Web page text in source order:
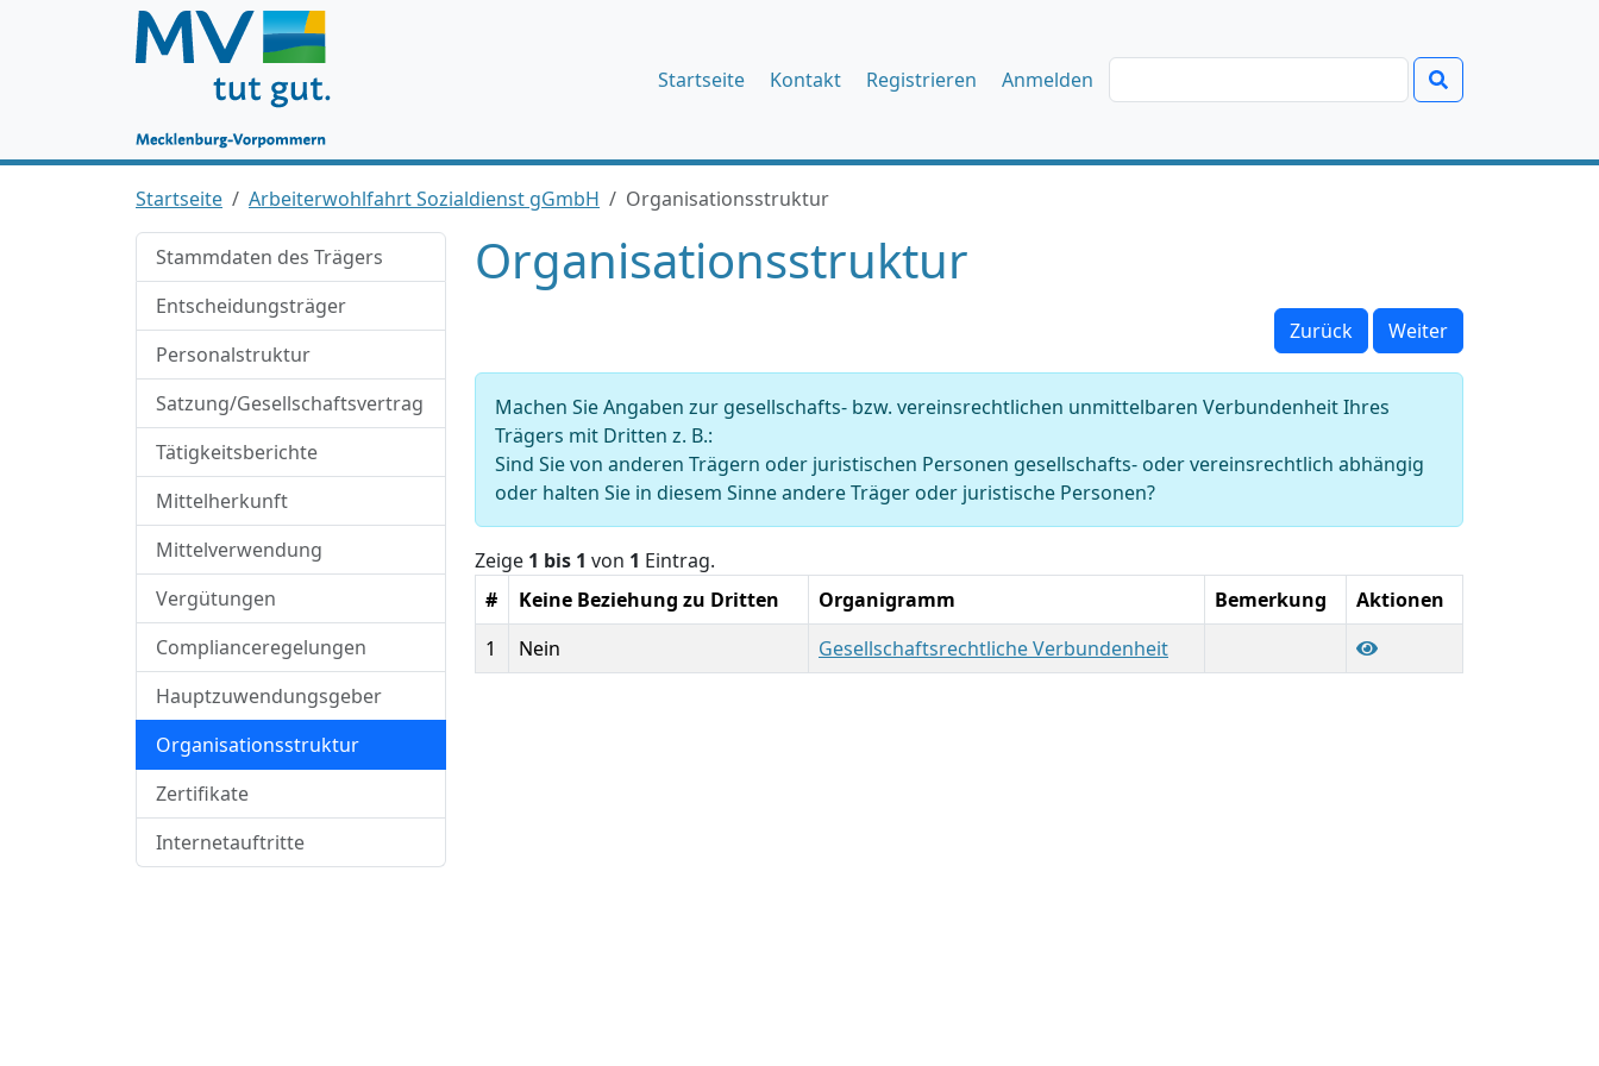
Startseite Kontakt Registrieren Anmelden
Startseite Arbeiterwohlfahrt Sozialdienst gGmbH Organisationsstruktur
Stammdaten des Trägers
Entscheidungsträger
Personalstruktur
Satzung/Gesellschaftsvertrag
Tätigkeitsberichte
Mittelherkunft
Mittelverwendung
Vergütungen
Complianceregelungen
Hauptzuwendungsgeber
Organisationsstruktur
Zertifikate
Internetauftritte
Organisationsstruktur
Zurück Weiter
Machen Sie Angaben zur gesellschafts- bzw. vereinsrechtlichen unmittelbaren Verbundenheit Ihres
Trägers mit Dritten z. B.:
Sind Sie von anderen Trägern oder juristischen Personen gesellschafts- oder vereinsrechtlich abhängig
oder halten Sie in diesem Sinne andere Träger oder juristische Personen?
Zeige 1 bis 1 von 1 Eintrag.
#
Keine Beziehung zu Dritten Organigramm Bemerkung
Aktionen
1
Nein Gesellschaftsrechtliche Verbundenheit